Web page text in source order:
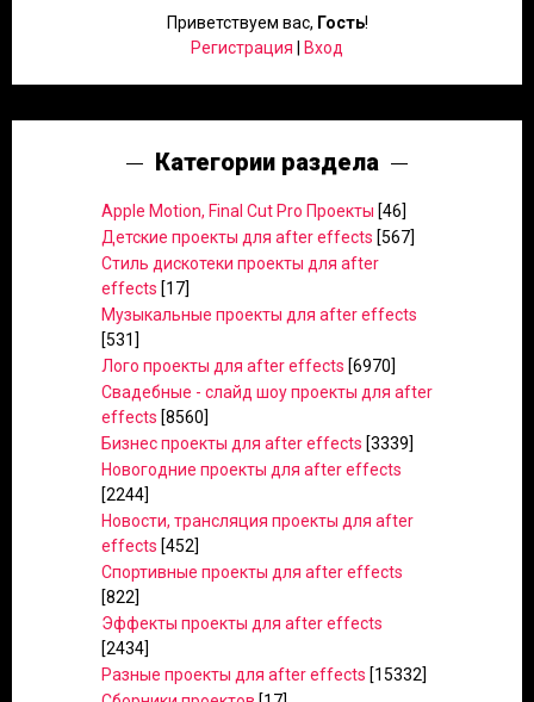
Приветствуем вас, Гость!
Регистрация
Вход
Категории раздела
Apple Motion, Final Cut Pro Проекты [46]
Детские проекты для after effects [567]
Стиль дискотеки проекты для after
effects [17]
Музыкальные проекты для after effects
[531]
Лого проекты для after effects [6970]
Свадебные - слайд шоу проекты для after
effects [8560]
Бизнес проекты для after effects [3339]
Новогодние проекты для after effects
[2244]
Новости, трансляция проекты для after
effects [452]
Спортивные проекты для after effects
[822]
Эффекты проекты для after effects
[2434]
Разные проекты для after effects [15332]